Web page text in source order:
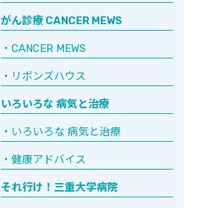
がん診療 CANCER MEWS
CANCER MEWS
リボンズハウス
いろいろな 病気と治療
いろいろな 病気と治療
健康アドバイス
それ行け！三重大学病院